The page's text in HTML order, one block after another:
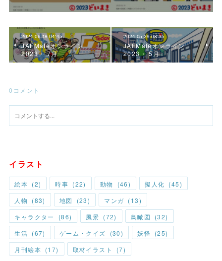
2024.06.18 04:45
JAFMateオンライン
2023・ 7月
2024.05.29 08:35
JAFMateオンライン
2023・ 5月
0 コメント
イラスト
絵本 (2) 時事 (22) 動物 (46) 擬人化 (45)
人物
(83) 地図 (23) マンガ (13)
キャラクター
(86) 風景 (72) 鳥瞰図 (32)
生活 (67) ゲーム・クイズ (30) 妖怪 (25)
月刊絵本 (17) 取材イラスト (7)